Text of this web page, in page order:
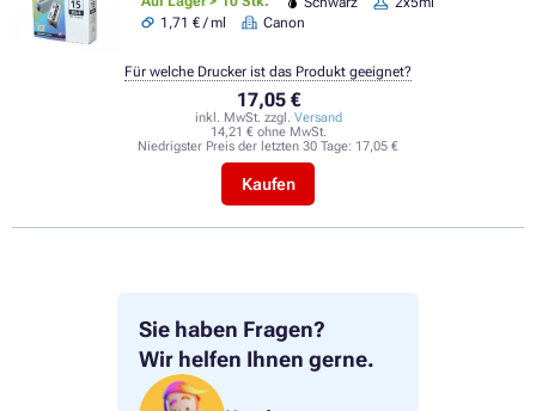
Sie haben Fragen?
Wir helfen Ihnen gerne.
1,71 € / ml
Canon
17,05 €
inkl. MwSt. zzgl. Versand
14,21 € ohne MwSt.
Niedrigster Preis der letzten 30 Tage: 17,05 €
Kaufen
Für welche Drucker ist das Produkt geeignet?